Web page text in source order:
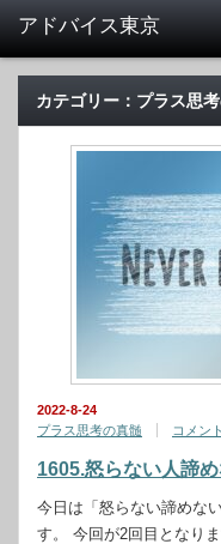
カテゴリー：プラス思
2022-8-24
プラス思考の真髄
コメン
1605.怒らない人諦
今日は「怒らない諦めな
す。 今回が2回目となり